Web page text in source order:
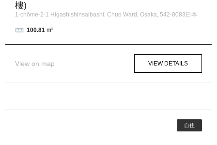
樓)
1-chōme-2-1 Higashishinsaibashi, Chuo Ward, Osaka, 542-0083日本
100.81 m²
View on map VIEW DETAILS
自住